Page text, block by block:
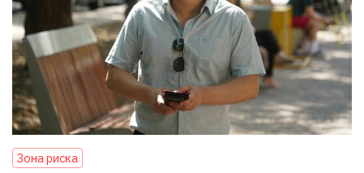
Зона риска